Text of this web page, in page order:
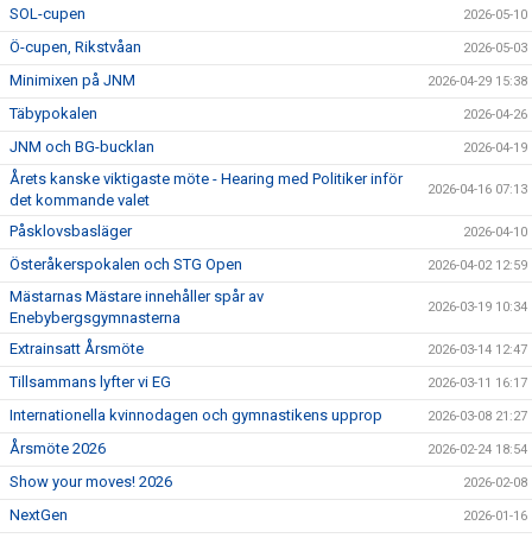
SOL-cupen 2026-05-10
Ö-cupen, Rikstvåan 2026-05-03
Minimixen på JNM 2026-04-29 15:38
Täbypokalen 2026-04-26
JNM och BG-bucklan 2026-04-19
Årets kanske viktigaste möte - Hearing med Politiker inför
det kommande valet
2026-04-16 07:13
Påsklovsbasläger 2026-04-10
Österåkerspokalen och STG Open 2026-04-02 12:59
Mästarnas Mästare innehåller spår av
Enebybergsgymnasterna
2026-03-19 10:34
Extrainsatt Årsmöte 2026-03-14 12:47
Tillsammans lyfter vi EG 2026-03-11 16:17
Internationella kvinnodagen och gymnastikens upprop 2026-03-08 21:27
Årsmöte 2026 2026-02-24 18:54
Show your moves! 2026 2026-02-08
NextGen 2026-01-16